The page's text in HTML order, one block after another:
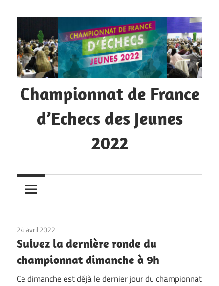
to
content
Championnat de France
d’Echecs des Jeunes
2022
24 avril 2022
Suivez la dernière ronde du
championnat dimanche à 9h
Ce dimanche est déjà le dernier jour du championnat